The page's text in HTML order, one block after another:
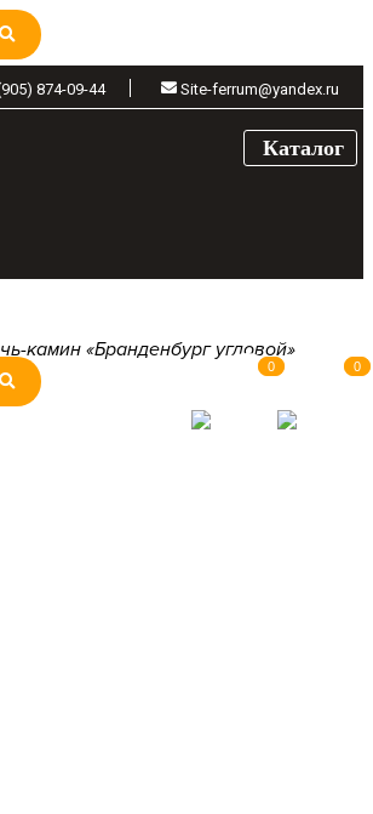
874-09-44 Site-ferrum@yandex.ru
Каталог
0
0
0
0
камин «Бранденбург угловой»